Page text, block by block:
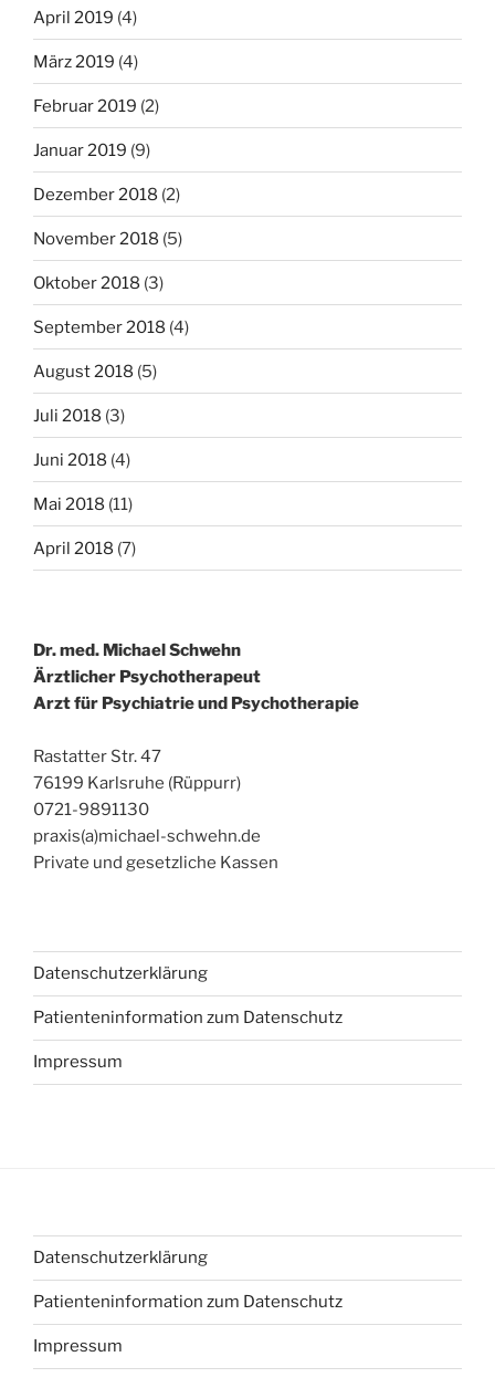
April 2019 (4)
März 2019 (4)
Februar 2019 (2)
Januar 2019 (9)
Dezember 2018 (2)
November 2018 (5)
Oktober 2018 (3)
September 2018 (4)
August 2018 (5)
Juli 2018 (3)
Juni 2018 (4)
Mai 2018 (11)
April 2018 (7)
Dr. med. Michael Schwehn
Ärztlicher Psychotherapeut
Arzt für Psychiatrie und Psychotherapie
Rastatter Str. 47
76199 Karlsruhe (Rüppurr)
0721-9891130
praxis(a)michael-schwehn.de
Private und gesetzliche Kassen
Datenschutzerklärung
Patienteninformation zum Datenschutz
Impressum
Datenschutzerklärung
Patienteninformation zum Datenschutz
Impressum